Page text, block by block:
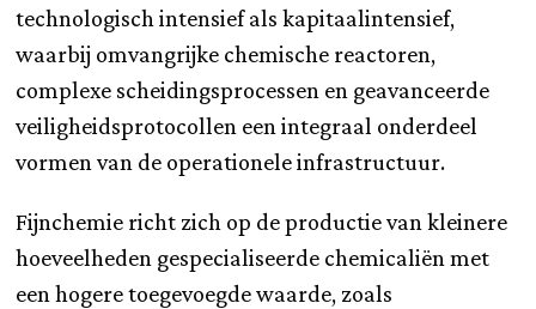
technologisch intensief als kapitaalintensief,
waarbij omvangrijke chemische reactoren,
complexe scheidingsprocessen en geavanceerde
veiligheidsprotocollen een integraal onderdeel
vormen van de operationele infrastructuur.
Fijnchemie richt zich op de productie van kleinere
hoeveelheden gespecialiseerde chemicaliën met
een hogere toegevoegde waarde, zoals